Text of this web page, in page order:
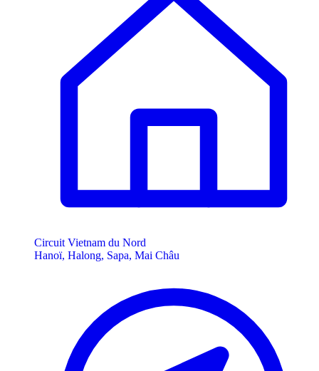
Circuit Vietnam du Nord
Hanoï, Halong, Sapa, Mai Châu